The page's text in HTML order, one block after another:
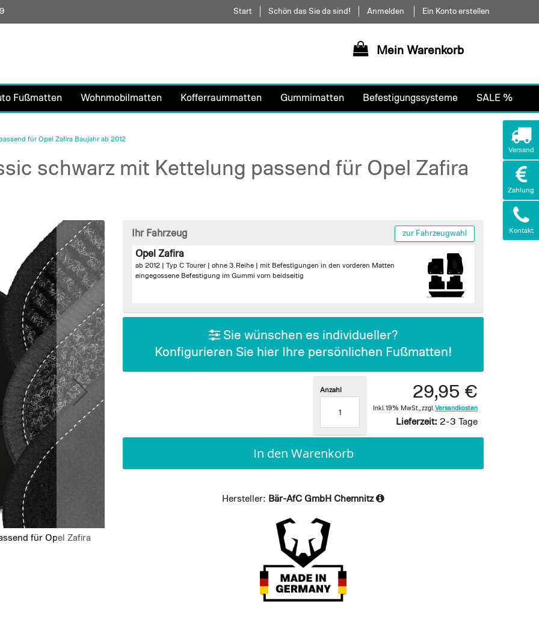
Direkt
zum
Start Schön das Sie da sind! Anmelden Ein Konto erstellen
Mein Warenkorb
Fußmatten Wohnmobilmatten Kofferraummatten Gummimatten Befestigungssysteme SALE %
für Opel Zafira Baujahr ab 2012
schwarz mit Kettelung passend für Opel Zafira
für Opel Zafira
Ansicht von unten
Ihr Fahrzeug zur Fahrzeugwahl
Opel Zafira
ab 2012 | Typ C Tourer | ohne 3. Reihe | mit Befestigungen in den vorderen Matten
eingegossene Befestigung im Gummi vorn beidseitig
Sie wünschen es individueller?
Konfigurieren Sie hier Ihre persönlichen Fußmatten!
29,95 €
Inkl. 19% MwSt. zzgl. Versandkosten
Lieferzeit: 2-3 Tage
Anzahl
In den Warenkorb
Hersteller: Bär-AfC GmbH Chemnitz
Versand
Zahlung
Kontakt